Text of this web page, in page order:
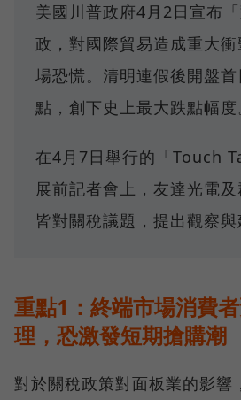
美國川普政府4月2日宣布
政，對國際貿易造成重大
場恐慌。清明連假後開盤
點，創下史上最大跌點幅度
在4月7日舉行的「Touch
展前記者會上，友達光電及
皆對關稅議題，提出觀察與
重點1：終端市場消費
理，恐激發短期搶購潮
對於關稅政策對面板業的影響